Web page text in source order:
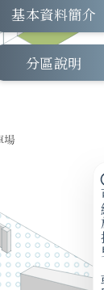
基本資料簡介
分區說明
可